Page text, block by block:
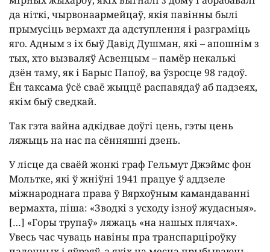
да ніткі, чырвонаармейцаў, якія павінны былі
прымусіць вермахт да адступлення і разграміць
яго. Адным з іх быў Давід Душман, які – апошнім з
тых, хто вызваляў Асвенцым – памёр некалькі
дзён таму, як і Барыс Папоў, ва ўзросце 98 гадоў.
Ён таксама ўсё сваё жыццё распавядаў аб падзеях,
якім быў сведкай.
Так гэта вайна адкідвае доўгі цень, гэты цень
ляжыць на нас па сённяшні дзень.
У лісце да сваёй жонкі граф Гельмут Джэймс фон
Мольтке, які ў жніўні 1941 працуе ў аддзеле
міжнароднага права ў Вярхоўным камандаванні
вермахта, піша: «Зводкі з усходу ізноў жудасныя».
[…] «Горы трупаў» ляжаць «на нашых плячах».
Увесь час чуваць навіны пра транспарціроўку